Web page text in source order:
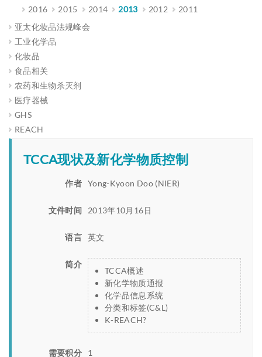
2016
2015 2014 2013 2012
2011
亚太化妆品法规峰会
工业化学品
化妆品
食品相关
农药和生物杀灭剂
医疗器械
GHS
REACH
TCCA现状及新化学物质控制
作者 Yong-Kyoon Doo (NIER)
文件时间 2013年10月16日
语言 英文
简介
TCCA概述
新化学物质通报
化学品信息系统
分类和标签(C&L)
K-REACH?
需要积分 1